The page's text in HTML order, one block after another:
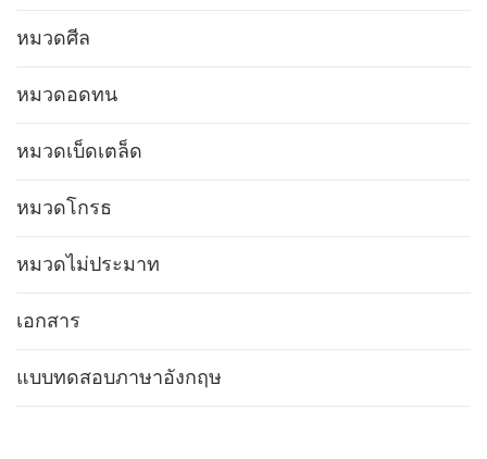
หมวดศีล
หมวดอดทน
หมวดเบ็ดเตล็ด
หมวดโกรธ
หมวดไม่ประมาท
เอกสาร
แบบทดสอบภาษาอังกฤษ